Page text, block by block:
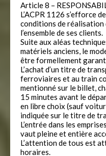
Article 8 –
L’ACPR 1126 s’efforce
conditions de réalisation
l’ensemble de ses clients.
Suite aux aléas
matériels anciens, le
être formellement
L’achat d’un titre de
ferroviaires et au train
mentionné sur le billet,
15 minutes avant le
en libre choix (sauf
indiquée sur le titre de
L’entrée dans les
vaut pleine et entière
L’attention de tous est
horaires.